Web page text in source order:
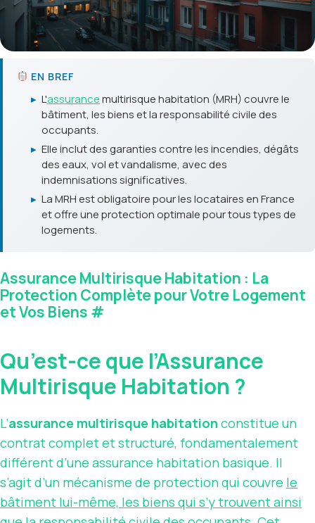
EN BREF
▸ L'assurancemultirisque habitation (MRH) couvre le
bâtiment, les biens et la responsabilité civile des
occupants.
▸ Elle inclut des garanties contre les incendies, dégâts
des eaux, vol et vandalisme, avec des
indemnisations significatives.
▸ La MRH est obligatoire pour les locataires en France
et offre une protection optimale pour tous types de
logements.
Assurance Multirisque Habitation : La
Protection Complète pour Votre Logement
et Vos Biens #
Qu’est-ce que l’Assurance
Multirisque Habitation ?
L’assurance multirisque habitation constitue un
contrat complet et structuré, fondamentalement
différent d’une assurance habitation basique. Il
s’agit d’un mécanisme de protection qui couvre le
bâtiment lui-même, les biens qui s’y trouvent ainsi